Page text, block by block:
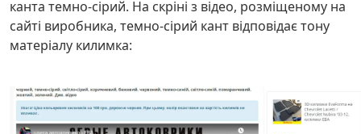
канта темно-сірий. На скріні з відео, розміщеному на
сайті виробника, темно-сірий кант відповідає тону
матеріалу килимка: